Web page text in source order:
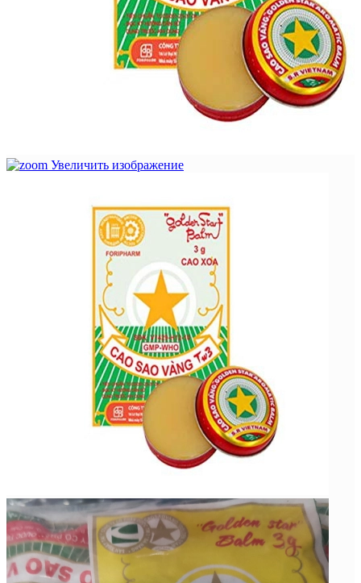
Увеличить изображение